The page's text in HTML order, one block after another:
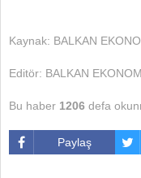
Kaynak: BALKAN
Editör: BALKAN
Bu haber 1206 defa
Paylaş